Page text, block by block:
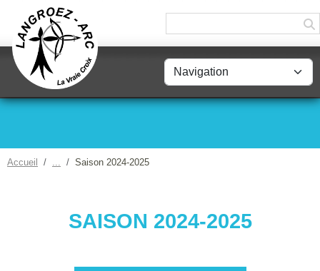
Accueil Saison 2024-2025
SAISON 2024-2025
Panneau de gestion des cookies